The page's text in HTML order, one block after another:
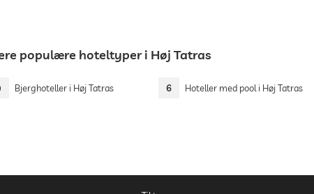
populære hoteltyper i Høj Tatras
Bjerghoteller i Høj Tatras 6 Hoteller med pool i Høj Tatras